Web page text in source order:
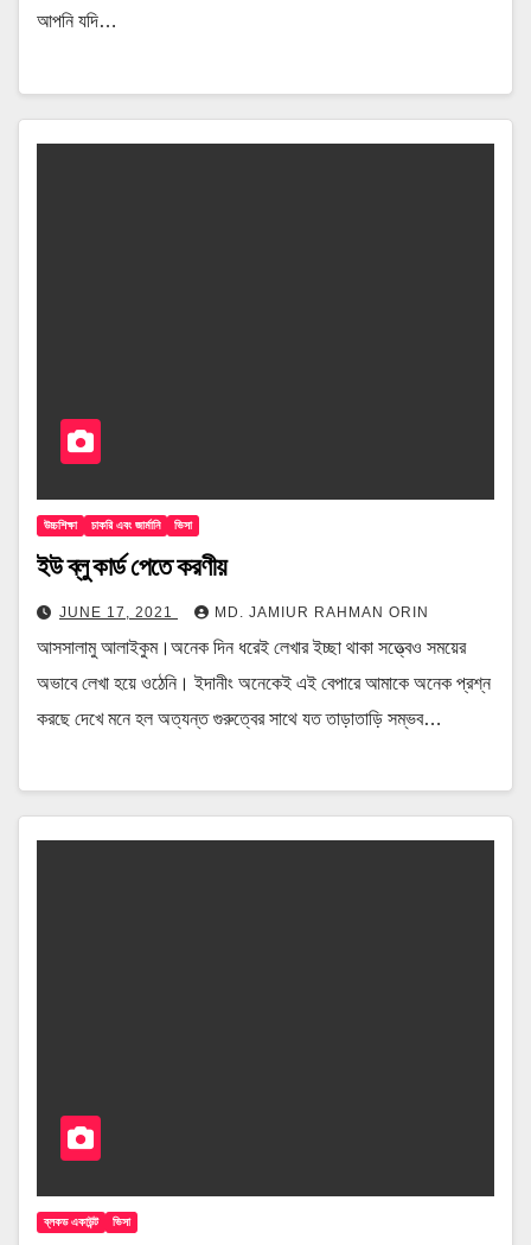
আপনি যদি…
উচ্চশিক্ষা চাকরি এবং জার্মানি ভিসা
ইউ ব্লু কার্ড পেতে করণীয়
JUNE 17, 2021 MD. JAMIUR RAHMAN ORIN
আসসালামু আলাইকুম।অনেক দিন ধরেই লেখার ইচ্ছা থাকা সত্ত্বেও সময়ের
অভাবে লেখা হয়ে ওঠেনি। ইদানীং অনেকেই এই বেপারে আমাকে অনেক প্রশ্ন
করছে দেখে মনে হল অত্যন্ত গুরুত্বের সাথে যত তাড়াতাড়ি সম্ভব…
ব্লকড একাউন্ট ভিসা